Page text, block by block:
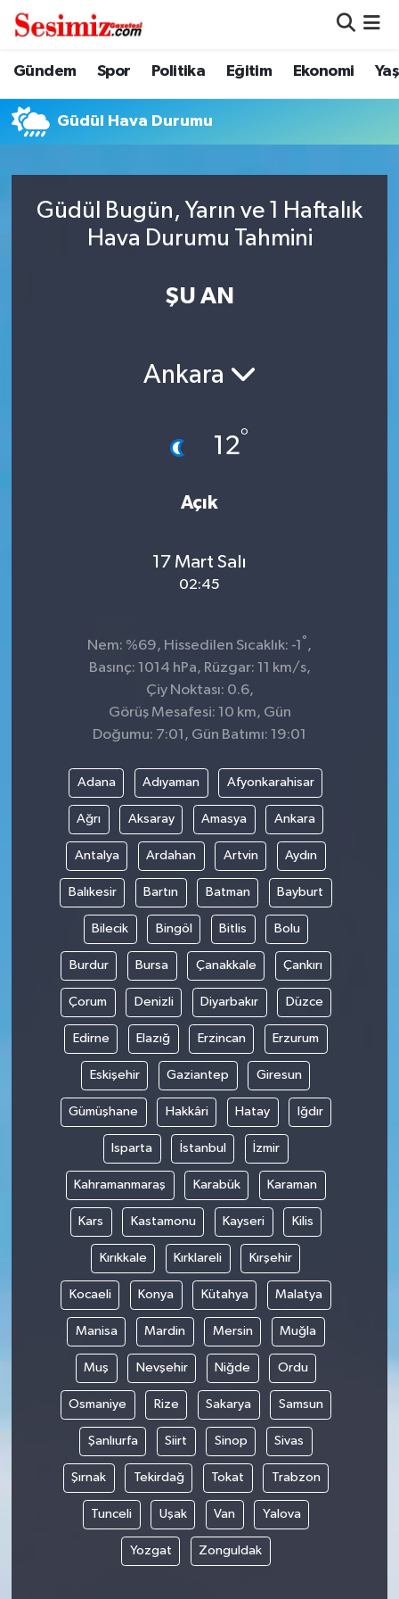
Gündem Spor Politika Eğitim Ekonomi
Güdül Hava Durumu
Güdül Bugün, Yarın ve 1 Haftalık
Hava Durumu Tahmini
ŞU AN
Ankara
12°
Açık
17 Mart Salı
02:45
Nem: %69, Hissedilen Sıcaklık: -1 ° ,
Basınç: 1014 hPa, Rüzgar: 11 km/s,
Çiy Noktası: 0.6,
Görüş Mesafesi: 10 km, Gün
Doğumu: 7:01, Gün Batımı: 19:01
Adana Adıyaman Afyonkarahisar
Ağrı Aksaray Amasya Ankara
Antalya Ardahan Artvin Aydın
Balıkesir Bartın Batman Bayburt
Bilecik Bingöl Bitlis Bolu
Burdur Bursa Çanakkale Çankırı
Çorum Denizli Diyarbakır Düzce
Edirne Elazığ Erzincan Erzurum
Eskişehir Gaziantep Giresun
Gümüşhane Hakkâri Hatay Iğdır
Isparta İstanbul İzmir
Kahramanmaraş Karabük Karaman
Kars Kastamonu Kayseri Kilis
Kırıkkale Kırklareli Kırşehir
Kocaeli Konya Kütahya Malatya
Manisa Mardin Mersin Muğla
Muş Nevşehir Niğde Ordu
Osmaniye Rize Sakarya Samsun
Şanlıurfa Siirt Sinop Sivas
Şırnak Tekirdağ Tokat Trabzon
Tunceli Uşak Van Yalova
Yozgat Zonguldak
Dünya
Eğitim
Genel
Gündem
Nöbetçi Eczaneler
Hava Durumu
Trafik Durumu
Süper Lig Puan Durumu ve Fikstür